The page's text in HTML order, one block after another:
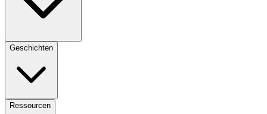
Geschichten
Ressourcen